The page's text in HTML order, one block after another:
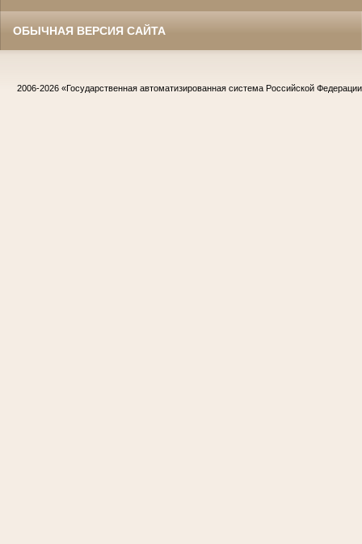
ОБЫЧНАЯ ВЕРСИЯ САЙТА
2006-2026 «Государственная автоматизированная система Российской